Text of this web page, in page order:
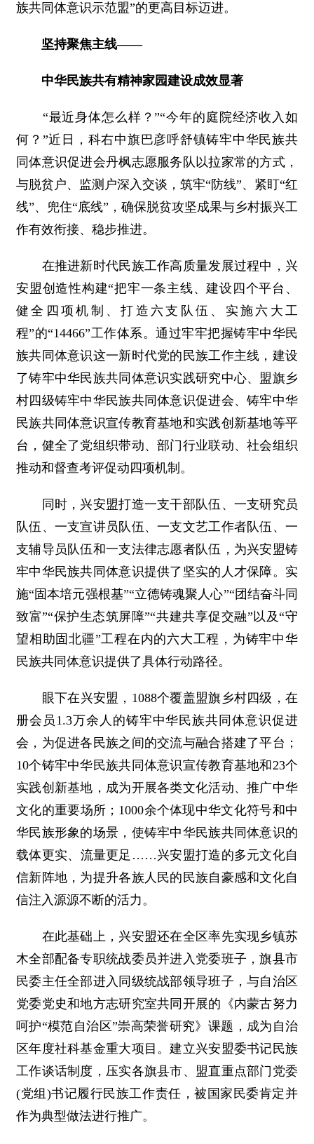
族共同体意识示范盟”的更高目标迈进。
坚持聚焦主线——
中华民族共有精神家园建设成效显著
“最近身体怎么样？”“今年的庭院经济收入如
何？”近日，科右中旗巴彦呼舒镇铸牢中华民族共
同体意识促进会丹枫志愿服务队以拉家常的方式，
与脱贫户、监测户深入交谈，筑牢“防线”、紧盯“红
线”、兜住“底线”，确保脱贫攻坚成果与乡村振兴工
作有效衔接、稳步推进。
在推进新时代民族工作高质量发展过程中，兴
安盟创造性构建“把牢一条主线、建设四个平台、
健全四项机制、打造六支队伍、实施六大工
程”的“14466”工作体系。通过牢牢把握铸牢中华民
族共同体意识这一新时代党的民族工作主线，建设
了铸牢中华民族共同体意识实践研究中心、盟旗乡
村四级铸牢中华民族共同体意识促进会、铸牢中华
民族共同体意识宣传教育基地和实践创新基地等平
台，健全了党组织带动、部门行业联动、社会组织
推动和督查考评促动四项机制。
同时，兴安盟打造一支干部队伍、一支研究员
队伍、一支宣讲员队伍、一支文艺工作者队伍、一
支辅导员队伍和一支法律志愿者队伍，为兴安盟铸
牢中华民族共同体意识提供了坚实的人才保障。实
施“固本培元强根基”“立德铸魂聚人心”“团结奋斗同
致富”“保护生态筑屏障”“共建共享促交融”以及“守
望相助固北疆”工程在内的六大工程，为铸牢中华
民族共同体意识提供了具体行动路径。
眼下在兴安盟，1088个覆盖盟旗乡村四级，在
册会员1.3万余人的铸牢中华民族共同体意识促进
会，为促进各民族之间的交流与融合搭建了平台；
10个铸牢中华民族共同体意识宣传教育基地和23个
实践创新基地，成为开展各类文化活动、推广中华
文化的重要场所；1000余个体现中华文化符号和中
华民族形象的场景，使铸牢中华民族共同体意识的
载体更实、流量更足……兴安盟打造的多元文化自
信新阵地，为提升各族人民的民族自豪感和文化自
信注入源源不断的活力。
在此基础上，兴安盟还在全区率先实现乡镇苏
木全部配备专职统战委员并进入党委班子，旗县市
民委主任全部进入同级统战部领导班子，与自治区
党委党史和地方志研究室共同开展的《内蒙古努力
呵护“模范自治区”崇高荣誉研究》课题，成为自治
区年度社科基金重大项目。建立兴安盟委书记民族
工作谈话制度，压实各旗县市、盟直重点部门党委
(党组)书记履行民族工作责任，被国家民委肯定并
作为典型做法进行推广。